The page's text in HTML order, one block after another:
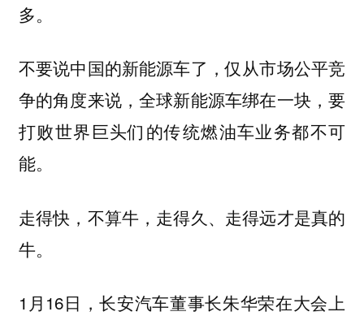
多。
不要说中国的新能源车了，仅从市场公平竞
争的角度来说，全球新能源车绑在一块，要
打败世界巨头们的传统燃油车业务都不可
能。
走得快，不算牛，走得久、走得远才是真的
牛。
1月16日，长安汽车董事长朱华荣在大会上